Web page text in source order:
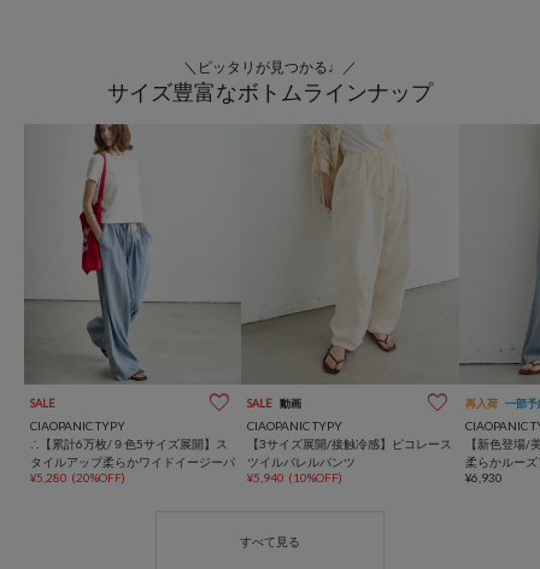
＼ピッタリが見つかる♩／
サイズ豊富なボトムラインナップ
SALE
CIAOPANIC TYPY
∴【累計6万枚/９色5サイズ展開】ス
タイルアップ柔らかワイドイージーパ
ンツ
¥5,280 (20%OFF)
SALE 動画
CIAOPANIC TYPY
【3サイズ展開/接触冷感】ピコレース
ツイルバレルパンツ
¥5,940 (10%OFF)
再入荷 一部予
CIAOPANIC
【新色登場/
柔らかルー
¥6,930